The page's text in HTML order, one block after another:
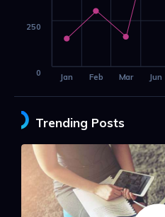
Jan Feb Mar Jun
0
250
Trending Posts